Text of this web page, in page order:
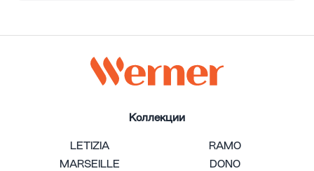
Коллекции
LETIZIA
RAMO
MARSEILLE
DONO